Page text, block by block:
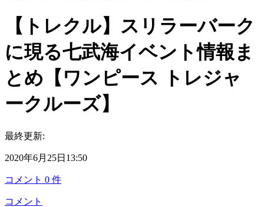
【トレクル】スリラーバーク
に現る七武海イベント情報ま
とめ【ワンピース トレジャ
ークルーズ】
最終更新:
2020年6月25日13:50
コメント 0 件
コメント